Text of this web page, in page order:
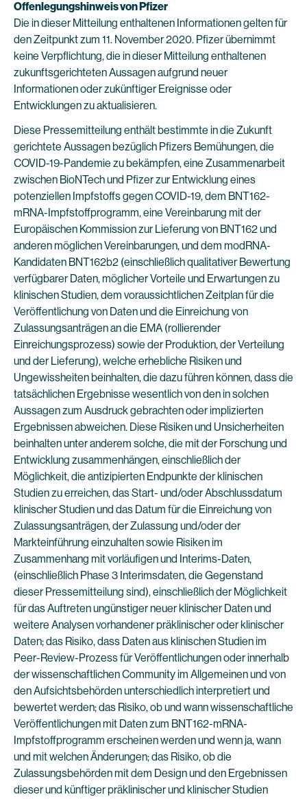
Offenlegungshinweis von Pfizer
Die in dieser Mitteilung enthaltenen Informationen gelten für
den Zeitpunkt zum 11. November 2020. Pfizer übernimmt
keine Verpflichtung, die in dieser Mitteilung enthaltenen
zukunftsgerichteten Aussagen aufgrund neuer
Informationen oder zukünftiger Ereignisse oder
Entwicklungen zu aktualisieren.
Diese Pressemitteilung enthält bestimmte in die Zukunft
gerichtete Aussagen bezüglich Pfizers Bemühungen, die
COVID-19-Pandemie zu bekämpfen, eine Zusammenarbeit
zwischen BioNTech und Pfizer zur Entwicklung eines
potenziellen Impfstoffs gegen COVID-19, dem BNT162-
mRNA-Impfstoffprogramm, eine Vereinbarung mit der
Europäischen Kommission zur Lieferung von BNT162 und
anderen möglichen Vereinbarungen, und dem modRNA-
Kandidaten BNT162b2 (einschließlich qualitativer Bewertung
verfügbarer Daten, möglicher Vorteile und Erwartungen zu
klinischen Studien, dem voraussichtlichen Zeitplan für die
Veröffentlichung von Daten und die Einreichung von
Zulassungsanträgen an die EMA (rollierender
Einreichungsprozess) sowie der Produktion, der Verteilung
und der Lieferung), welche erhebliche Risiken und
Ungewissheiten beinhalten, die dazu führen können, dass die
tatsächlichen Ergebnisse wesentlich von den in solchen
Aussagen zum Ausdruck gebrachten oder implizierten
Ergebnissen abweichen. Diese Risiken und Unsicherheiten
beinhalten unter anderem solche, die mit der Forschung und
Entwicklung zusammenhängen, einschließlich der
Möglichkeit, die antizipierten Endpunkte der klinischen
Studien zu erreichen, das Start- und/oder Abschlussdatum
klinischer Studien und das Datum für die Einreichung von
Zulassungsanträgen, der Zulassung und/oder der
Markteinführung einzuhalten sowie Risiken im
Zusammenhang mit vorläufigen und Interims-Daten,
(einschließlich Phase 3 Interimsdaten, die Gegenstand
dieser Pressemitteilung sind), einschließlich der Möglichkeit
für das Auftreten ungünstiger neuer klinischer Daten und
weitere Analysen vorhandener präklinischer oder klinischer
Daten; das Risiko, dass Daten aus klinischen Studien im
Peer-Review-Prozess für Veröffentlichungen oder innerhalb
der wissenschaftlichen Community im Allgemeinen und von
den Aufsichtsbehörden unterschiedlich interpretiert und
bewertet werden; das Risiko, ob und wann wissenschaftliche
Veröffentlichungen mit Daten zum BNT162-mRNA-
Impfstoffprogramm erscheinen werden und wenn ja, wann
und mit welchen Änderungen; das Risiko, ob die
Zulassungsbehörden mit dem Design und den Ergebnissen
dieser und künftiger präklinischer und klinischer Studien